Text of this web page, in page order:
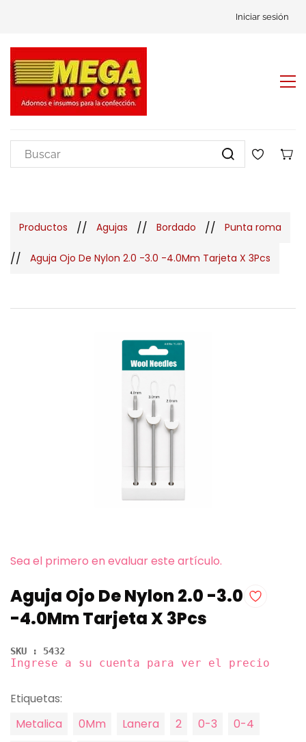
Iniciar sesión
Productos // Agujas // Bordado // Punta roma
// Aguja Ojo De Nylon 2.0 -3.0 -4.0Mm Tarjeta X 3Pcs
Sea el primero en evaluar este artículo.
Aguja Ojo De Nylon 2.0 -3.0
-4.0Mm Tarjeta X 3Pcs
SKU : 5432
Ingrese a su cuenta para ver el precio
Etiquetas:
Metalica
0Mm Lanera 2 0-3
0-4